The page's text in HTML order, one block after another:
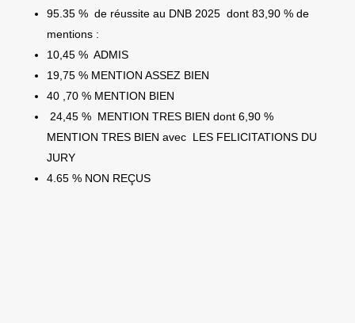
95.35 % de réussite au DNB 2025 dont 83,90 % de
mentions :
10,45 % ADMIS
19,75 % MENTION ASSEZ BIEN
40 ,70 % MENTION BIEN
24,45 % MENTION TRES BIEN dont 6,90 %
MENTION TRES BIEN avec LES FELICITATIONS DU
JURY
4.65 % NON REÇUS